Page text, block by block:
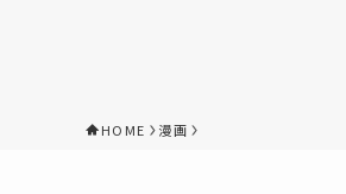
HOME 漫画